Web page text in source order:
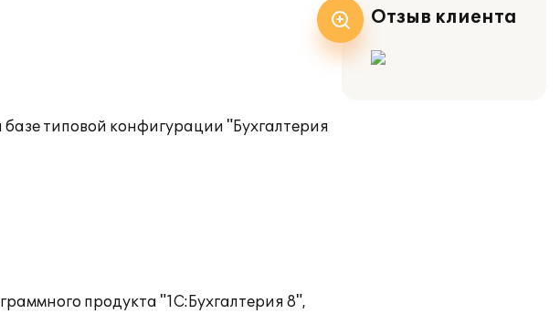
типовой конфигурации "Бухгалтерия
продукта "1С:Бухгалтерия 8",
Отзыв клиента